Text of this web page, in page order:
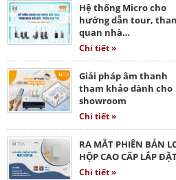
Hệ thống Micro cho
hướng dẫn tour,
quan nhà…
Chi tiết »
Giải pháp âm thanh
tham khảo dành cho
showroom
Chi tiết »
RA MẮT PHIÊN BẢN
HỘP CAO CẤP LẮP
Chi tiết »